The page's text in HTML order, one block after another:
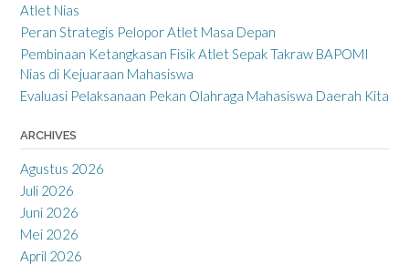
Atlet Nias
Peran Strategis Pelopor Atlet Masa Depan
Pembinaan Ketangkasan Fisik Atlet Sepak Takraw BAPOMI
Nias di Kejuaraan Mahasiswa
Evaluasi Pelaksanaan Pekan Olahraga Mahasiswa Daerah Kita
ARCHIVES
Agustus 2026
Juli 2026
Juni 2026
Mei 2026
April 2026